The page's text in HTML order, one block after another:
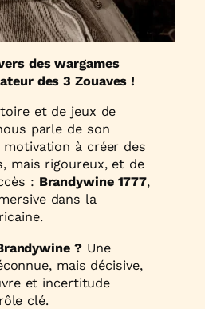
des wargames
des 3 Zouaves !
et de jeux de
parle de son
motivation à créer des
mais rigoureux, et de
: Brandywine 1777,
dans la
?Une
mais décisive,
et incertitude
clé.